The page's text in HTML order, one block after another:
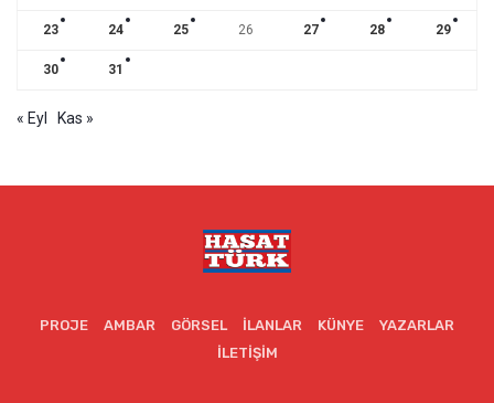
23 24 25 26 27 28 29
30 31
« Eyl Kas »
PROJE AMBAR GÖRSEL İLANLAR KÜNYE
YAZARLAR
İLETIŞIM